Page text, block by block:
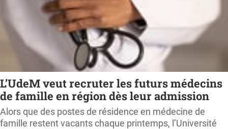
L’UdeM veut recruter les futurs médecins
de famille en région dès leur admission
Alors que des postes de résidence en médecine de
famille restent vacants chaque printemps, l’Université